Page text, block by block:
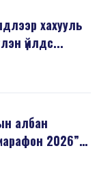
хахууль
үйлдс...
албан
2026”-